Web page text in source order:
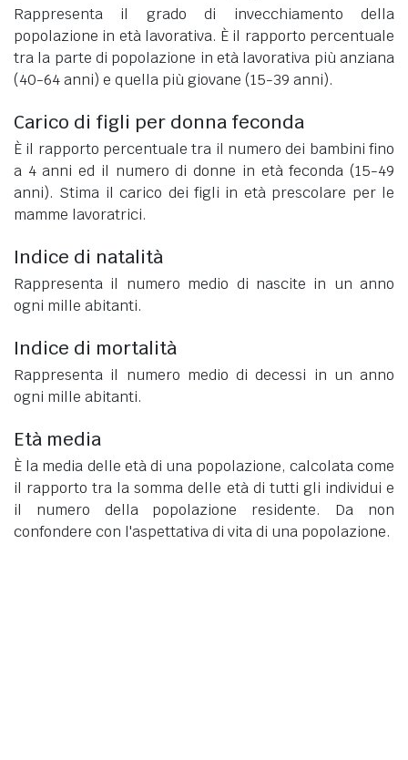
Rappresenta il grado di invecchiamento della
popolazione in età lavorativa. È il rapporto percentuale
tra la parte di popolazione in età lavorativa più anziana
(40-64 anni) e quella più giovane (15-39 anni).
Carico di figli per donna feconda
È il rapporto percentuale tra il numero dei bambini fino
a 4 anni ed il numero di donne in età feconda (15-49
anni). Stima il carico dei figli in età prescolare per le
mamme lavoratrici.
Indice di natalità
Rappresenta il numero medio di nascite in un anno
ogni mille abitanti.
Indice di mortalità
Rappresenta il numero medio di decessi in un anno
ogni mille abitanti.
Età media
È la media delle età di una popolazione, calcolata come
il rapporto tra la somma delle età di tutti gli individui e
il numero della popolazione residente. Da non
confondere con l'aspettativa di vita di una popolazione.